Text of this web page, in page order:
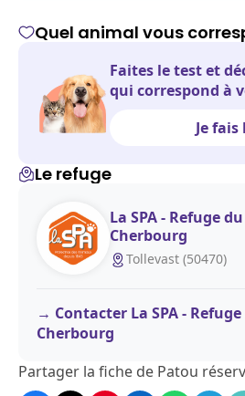
Quel animal vous
Faites le test et
qui correspond à
Je
Le refuge
La SPA - Refuge
Cherbourg
Tollevast (50470)
Contacter La SPA -
Cherbourg
Partager la fiche de Patou